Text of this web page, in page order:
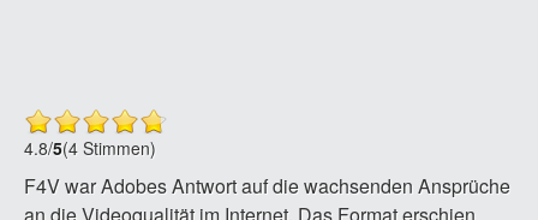
4.8/5(4 Stimmen)
F4V war Adobes Antwort auf die wachsenden Ansprüche